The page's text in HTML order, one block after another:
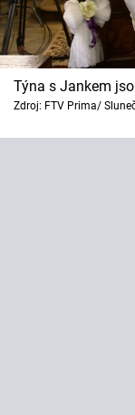
Týna s Jankem
Zdroj: FTV Prima/